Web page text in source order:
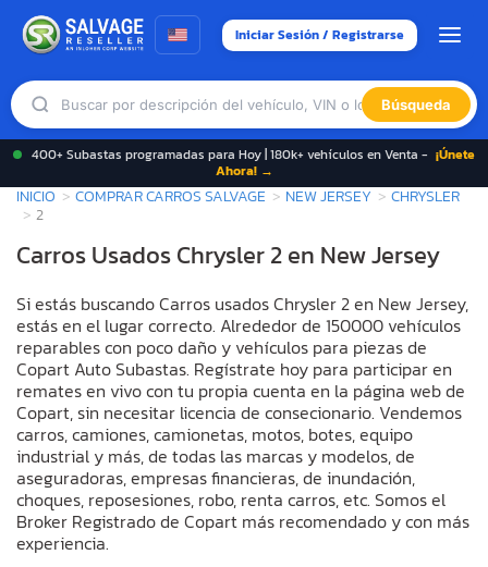
Iniciar Sesión / Registrarse
Búsqueda
400+ Subastas programadas para Hoy | 180k+ vehículos en Venta - ¡Únete
Ahora! →
INICIO COMPRAR CARROS SALVAGE NEW JERSEY
CHRYSLER
2
Carros Usados Chrysler 2 en New Jersey
Si estás buscando Carros usados Chrysler 2 en New Jersey,
estás en el lugar correcto. Alrededor de 150000 vehículos
reparables con poco daño y vehículos para piezas de
Copart Auto Subastas. Regístrate hoy para participar en
remates en vivo con tu propia cuenta en la página web de
Copart, sin necesitar licencia de consecionario. Vendemos
carros, camiones, camionetas, motos, botes, equipo
industrial y más, de todas las marcas y modelos, de
aseguradoras, empresas financieras, de inundación,
choques, reposesiones, robo, renta carros, etc. Somos el
Broker Registrado de Copart más recomendado y con más
experiencia.